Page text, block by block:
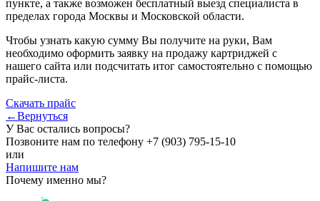
пункте, а также возможен бесплатный выезд специалиста в
пределах города Москвы и Московской области.
Чтобы узнать какую сумму Вы получите на руки, Вам
необходимо оформить заявку на продажу картриджей с
нашего сайта или подсчитать итог самостоятельно с помощью
прайс-листа.
Скачать прайс
←Вернуться
У Вас остались вопросы?
Позвоните нам по телефону +7 (903) 795-15-10
или
Напишите нам
Почему именно мы?